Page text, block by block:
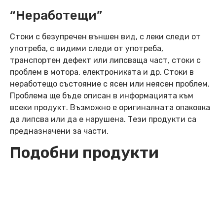
“Неработещи”
Стоки с безупречен външен вид, с леки следи от
употреба, с видими следи от употреба,
транспортен дефект или липсваща част, стоки с
проблем в мотора, електрониката и др. Стоки в
неработещо състояние с ясен или неясен проблем.
Проблема ще бъде описан в информацията към
всеки продукт. Възможно е оригиналната опаковка
да липсва или да е нарушена. Тези продукти са
предназначени за части.
Подобни продукти